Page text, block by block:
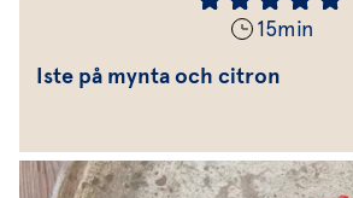
15min
Iste på mynta och citron